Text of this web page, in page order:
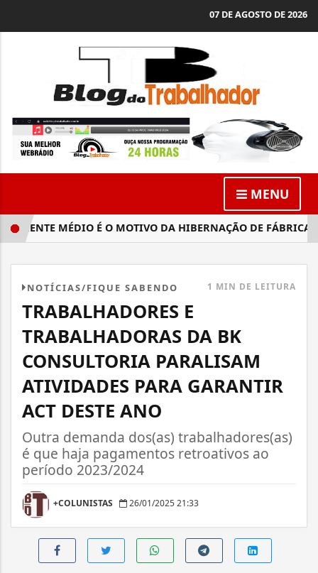
07 DE AGOSTO DE 2026
MENU
MÉDIO É O MOTIVO DA HIBERNAÇÃO DE FÁBRICA EM
NOTÍCIAS/FIQUE SABENDO 1 MIN DE LEITURA
TRABALHADORES E
TRABALHADORAS DA BK
CONSULTORIA PARALISAM
ATIVIDADES PARA GARANTIR
ACT DESTE ANO
Outra demanda dos(as) trabalhadores(as)
é que haja pagamentos retroativos ao
período 2023/2024
+COLUNISTAS 26/01/2025 21:33